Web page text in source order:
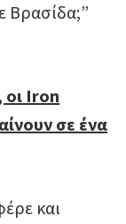
Βρασίδα;”
οι Iron
σε ένα
και